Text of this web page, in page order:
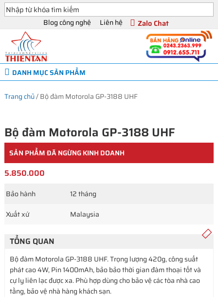
Blog công nghệ Liên hệ Zalo Chat
DANH MỤC SẢN PHẨM
Trang chủ/Bộ đàm Motorola GP-3188 UHF
Bộ đàm Motorola GP-3188 UHF
SẢN PHẨM ĐÃ NGỪNG KINH DOANH
5.850.000
Bảo hành
12 tháng
Xuất xứ
Malaysia
TỔNG QUAN
Bộ đàm Motorola GP-3188 UHF. Trọng lượng 420g, công suất
phát cao 4W, Pin 1400mAh, bảo bảo thời gian đàm thoại tốt và
cự ly liên lạc được xa. Phù hợp dùng cho bảo vệ các tòa nhà cao
tầng, bảo vệ nhà hàng khách sạn.